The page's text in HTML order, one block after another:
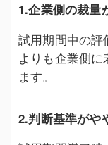
1.企業側の裁量
試用期間中の評
よりも企業側
ます。
2.判断基準がや